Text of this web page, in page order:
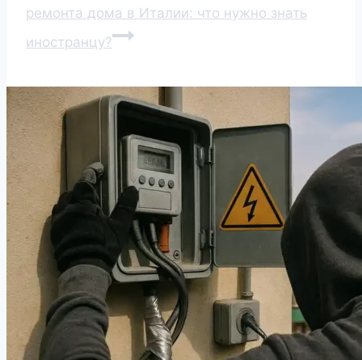
ремонта дома в Италии: что нужно знать
иностранцу?